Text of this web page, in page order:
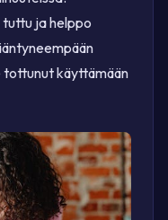
tuttu ja helppo
tottunut käyttämään